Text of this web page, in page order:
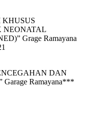
KHUSUS
NEONATAL
Grage Ramayana
DAN
Ramayana***